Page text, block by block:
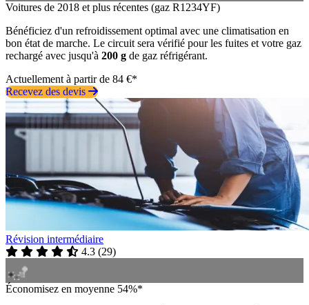
Voitures de 2018 et plus récentes (gaz R1234YF)
Bénéficiez d'un refroidissement optimal avec une climatisation en
bon état de marche. Le circuit sera vérifié pour les fuites et votre gaz
rechargé avec jusqu'à 200 g de gaz réfrigérant.
Actuellement à partir de 84 €*
Recevez des devis
Révision intermédiaire
4.3 (29)
Économisez en moyenne 54%*